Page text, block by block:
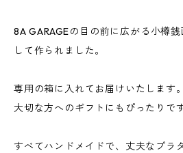
8A GARAGEの目の前に広がる小樽
して作られました。
専用の箱に入れてお届けいたします。
大切な方へのギフトにもぴったりで
すべてハンドメイドで、丈夫なプラ